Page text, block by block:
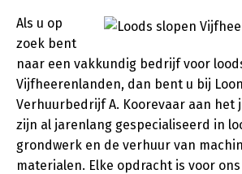
Als u op
zoek bent
naar een vakkundig bedrijf voor
Vijfheerenlanden, dan bent u bij
Verhuurbedrijf A. Koorevaar aan het
zijn al jarenlang gespecialiseerd in
grondwerk en de verhuur van
materialen. Elke opdracht is voor